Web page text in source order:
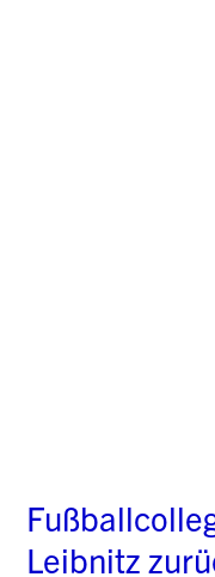
Leibnitz